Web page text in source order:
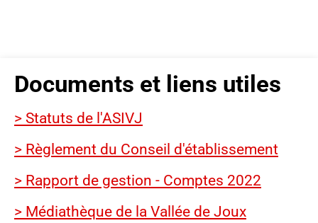
Documents et liens utiles
> Statuts de l'ASIVJ
> Règlement du Conseil d'établissement
> Rapport de gestion - Comptes 2022
> Médiathèque de la Vallée de Joux